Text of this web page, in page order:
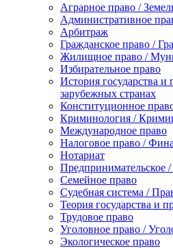
Аграрное право /
Административное
Арбитраж
Гражданское право /
Жилищное право /
Избирательное право
История государства и
зарубежных странах
Конституционное
Криминология /
Международное право
Налоговое право /
Нотариат
Предпринимательское
Семейное право
Судебная система /
Теория государства и
Трудовое право
Уголовное право /
Экологическое право